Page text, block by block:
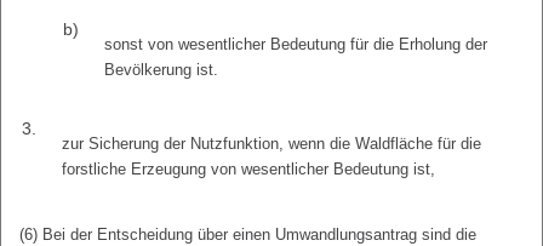
b)
sonst von wesentlicher Bedeutung für die Erholung der
Bevölkerung ist.
3.
zur Sicherung der Nutzfunktion, wenn die Waldfläche für die
forstliche Erzeugung von wesentlicher Bedeutung ist,
(6) Bei der Entscheidung über einen Umwandlungsantrag sind die